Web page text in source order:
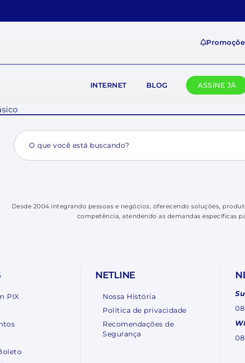
INTERNET BLOG ASSINE JÁ
Search
for:
Desde 2004 integrando pessoas e negócios, oferecendo soluções,
competência, atendendo as demandas específicas
PIX
NETLINE
Nossa História
Política de privacidade
Recomendações de
Segurança